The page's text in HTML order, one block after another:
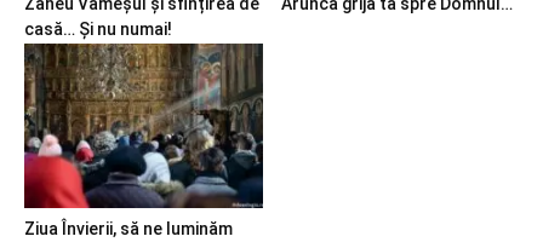
Zaheu Vameșul și sfințirea de
casă… Și nu numai!
Aruncă grija ta spre Domnul…
Ziua Învierii, să ne luminăm